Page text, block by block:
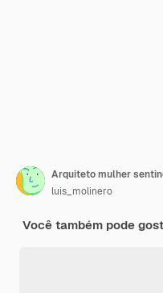
Arquiteto mulher
luis_molinero
Você também pode